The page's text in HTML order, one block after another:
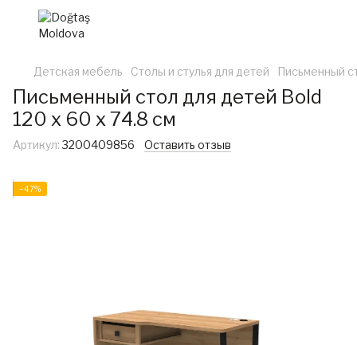
Детская мебель Столы и стулья для детей Письменный
Письменный стол для детей Bold
120 x 60 x 74.8 см
Артикул:3200409856 Оставить отзыв
−47%